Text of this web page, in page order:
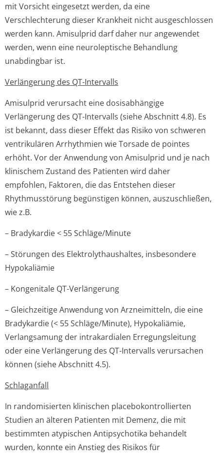
mit Vorsicht eingesetzt werden, da eine
Verschlechterung dieser Krankheit nicht ausgeschlossen
werden kann. Amisulprid darf daher nur angewendet
werden, wenn eine neuroleptische Behandlung
unabdingbar ist.
Verlängerung des QT-Intervalls
Amisulprid verursacht eine dosisabhängige
Verlängerung des QT-Intervalls (siehe Abschnitt 4.8). Es
ist bekannt, dass dieser Effekt das Risiko von schweren
ventrikulären Arrhythmien wie Torsade de pointes
erhöht. Vor der Anwendung von Amisulprid und je nach
klinischem Zustand des Patienten wird daher
empfohlen, Faktoren, die das Entstehen dieser
Rhythmusstörung begünstigen können, auszuschließen,
wie z.B.
– Bradykardie < 55 Schläge/Minute
– Störungen des Elektrolythau­shaltes, insbesondere
Hypokaliämie
– Kongenitale QT-Verlängerung
– Gleichzeitige Anwendung von Arzneimitteln, die eine
Bradykardie (< 55 Schläge/Minute), Hypokaliämie,
Verlangsamung der intrakardialen Erregungsleitung
oder eine Verlängerung des QT-Intervalls verursachen
können (siehe Abschnitt 4.5).
Schlaganfall
In randomisierten klinischen placebokontro­llierten
Studien an älteren Patienten mit Demenz, die mit
bestimmten atypischen Antipsychotika behandelt
wurden, konnte ein Anstieg des Risikos für